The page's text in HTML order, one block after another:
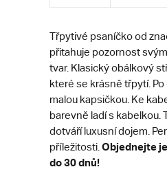
Třpytivé psaníčko od
přitahuje pozornost
tvar. Klasický obálkový
které se krásně třpytí.
malou kapsičkou. Ke
barevně ladí s kabelkou.
dotváří luxusní dojem.
příležitosti. Objednejte
do 30 dnů!